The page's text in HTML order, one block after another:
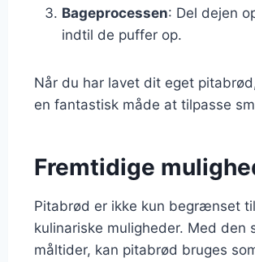
Bageprocessen: Del dejen
indtil de puffer op.
Når du har lavet dit eget
en fantastisk måde at tilpasse
Fremtidige
Pitabrød er ikke kun begrænset
kulinariske muligheder. Med
måltider, kan pitabrød bruges